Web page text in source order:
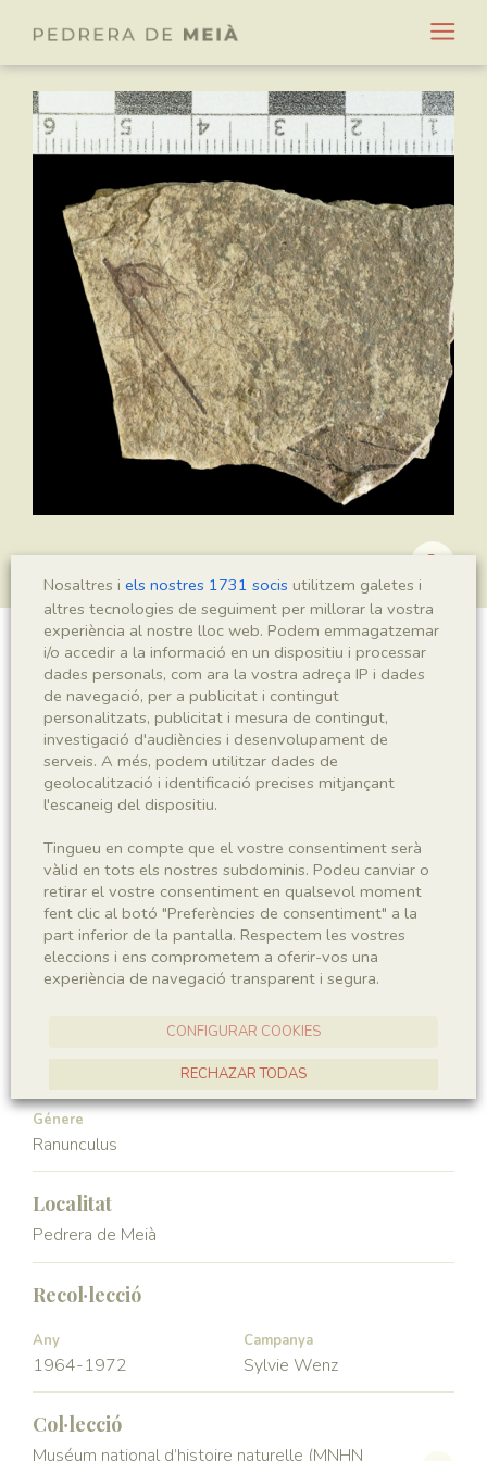
Ranunculus ferreri
Sigla
MNHN 17192a
Taxonomia
Regne
Plantae
Phyllum
Spermatophyta
Subphyllum
Angiospermae
Classe
Magnoliopsida
Ranunculaceae
Génere
Ranunculus
Localitat
Pedrera de Meià
Recol·lecció
Any
1964-1972
Campanya
Sylvie Wenz
Col·lecció
Muséum national d’histoire naturelle (MNHN
Nosaltres i els nostres 1731 socis utilitzem galetes i
altres tecnologies de seguiment per millorar la vostra
experiència al nostre lloc web. Podem emmagatzemar
i/o accedir a la informació en un dispositiu i processar
dades personals, com ara la vostra adreça IP i dades
de navegació, per a publicitat i contingut
personalitzats, publicitat i mesura de contingut,
investigació d'audiències i desenvolupament de
serveis. A més, podem utilitzar dades de
geolocalització i identificació precises mitjançant
l'escaneig del dispositiu.
Tingueu en compte que el vostre consentiment serà
vàlid en tots els nostres subdominis. Podeu canviar o
retirar el vostre consentiment en qualsevol moment
fent clic al botó "Preferències de consentiment" a la
part inferior de la pantalla. Respectem les vostres
eleccions i ens comprometem a oferir-vos una
experiència de navegació transparent i segura.
CONFIGURAR COOKIES
RECHAZAR TODAS
ACCEPTAR TOTES